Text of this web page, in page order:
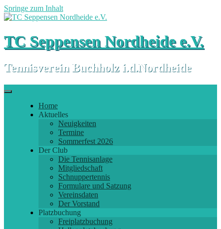
Springe zum Inhalt
TC Seppensen Nordheide e.V.
Tennisverein Buchholz i.d.Nordheide
Home
Aktuelles
Neuigkeiten
Termine
Sommerfest 2026
Der Club
Die Tennisanlage
Mitgliedschaft
Schnuppertennis
Formulare und Satzung
Vereinsdaten
Der Vorstand
Platzbuchung
Freiplatzbuchung